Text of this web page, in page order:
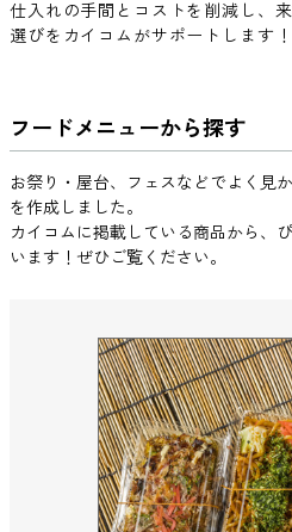
仕入れの手間とコストを削減し、
選びをカイコムがサポートします！
フードメニューから探す
お祭り・屋台、フェスなどでよく見
を作成しました。
カイコムに掲載している商品から、
います！ぜひご覧ください。